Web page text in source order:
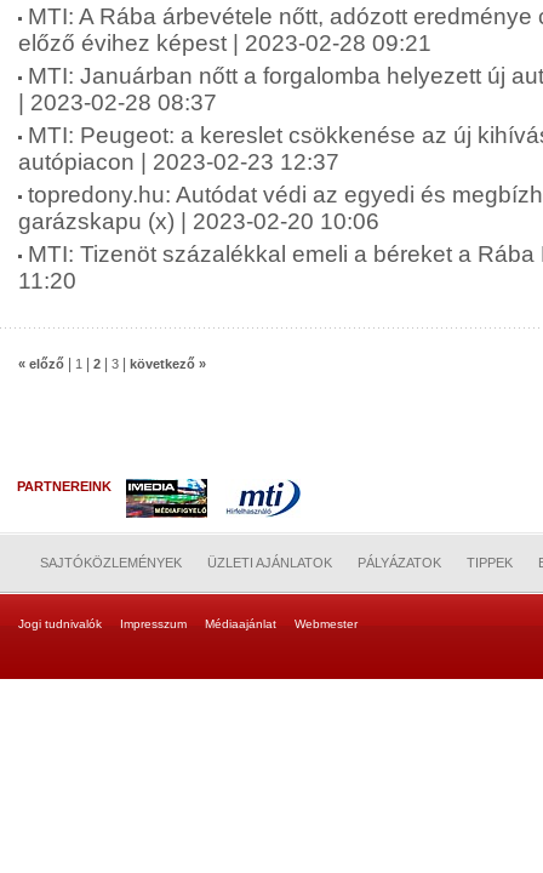
MTI: A Rába árbevétele nőtt, adózott
előző évihez képest | 2023-02-28 09:21
MTI: Januárban nőtt a forgalomba helyezett új
| 2023-02-28 08:37
MTI: Peugeot: a kereslet csökkenése az új
autópiacon | 2023-02-23 12:37
topredony.hu: Autódat védi az egyedi és
garázskapu (x) | 2023-02-20 10:06
MTI: Tizenöt százalékkal emeli a béreket a Rába
11:20
« előző 1 2 3 következő »
PARTNEREINK
SAJTÓKÖZLEMÉNYEK ÜZLETI AJÁNLATOK PÁLYÁZATOK TIPPEK
Jogi tudnivalók Impresszum Médiaajánlat Webmester